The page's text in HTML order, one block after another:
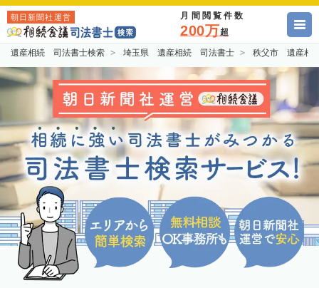
朝日新聞社運営 月間閲覧件数
200万超
遺産相続 司法書士検索 埼玉県 遺産相続 司法書士 秩父市 遺産相